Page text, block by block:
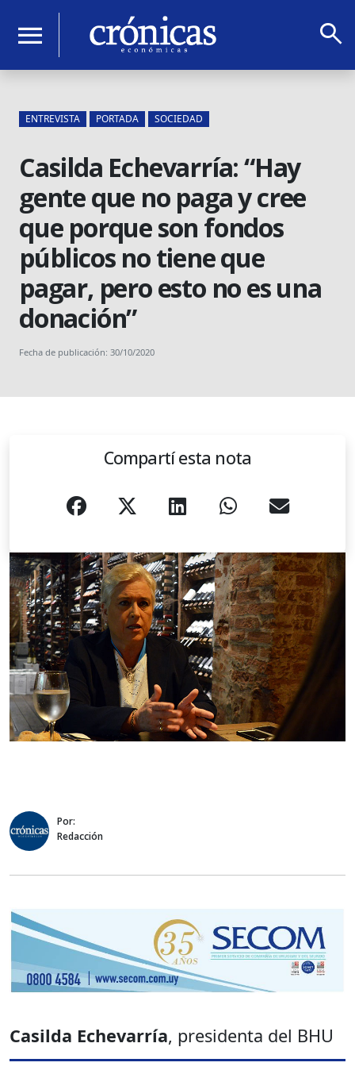
menu search
ENTREVISTA PORTADA SOCIEDAD
Casilda Echevarría: “Hay
gente que no paga y cree
que porque son fondos
públicos no tiene que
pagar, pero esto no es una
donación”
Fecha de publicación: 30/10/2020
Compartí esta nota
Por:
Redacción
Casilda Echevarría, presidenta del BHU